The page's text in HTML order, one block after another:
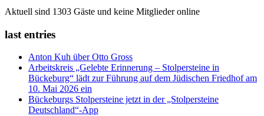
Aktuell sind 1303 Gäste und keine Mitglieder online
last entries
Anton Kuh über Otto Gross
Arbeitskreis „Gelebte Erinnerung – Stolpersteine in
Bückeburg“ lädt zur Führung auf dem Jüdischen Friedhof am
10. Mai 2026 ein
Bückeburgs Stolpersteine jetzt in der „Stolpersteine
Deutschland“-App